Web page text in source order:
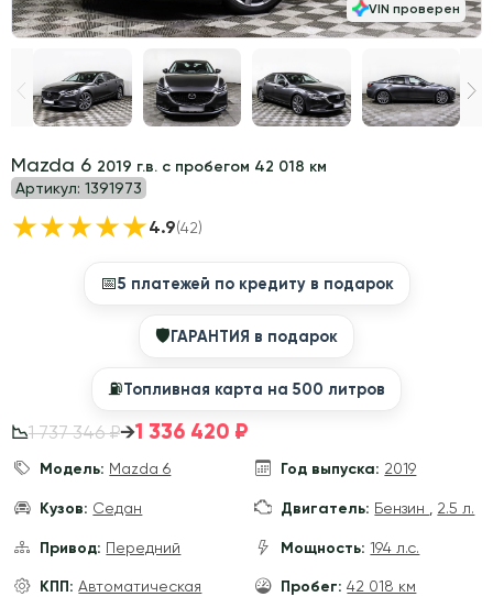
Mazda 6 2019 г.в. с пробегом 42 018 км
Артикул: 1391973
★★★★★4.9(42)
📅5 платежей по кредиту в подарок
🛡ГАРАНТИЯ в подарок
⛽️Топливная карта на 500 литров
📉1 737 346 ₽→1 336 420 ₽
Модель: Mazda 6 Год выпуска: 2019
Кузов: Седан Двигатель: Бензин 2.5 л.
Привод: Передний Мощность: 194 л.с.
КПП: Автоматическая Пробег: 42 018 км
VIN проверен